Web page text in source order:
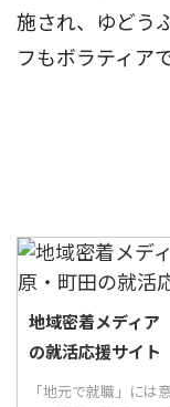
施され、ゆどう
フもボラティア
地域密着メディア
の就活応援サイト
「地元で就職」には